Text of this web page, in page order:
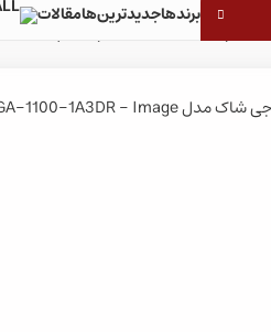
برندهاجدیدترین‌هامقالات
ساعت مچی مردانه »ساعت مچی اسپرت مردانه